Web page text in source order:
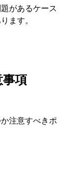
があるケース
ます。
項
注意すべきポ